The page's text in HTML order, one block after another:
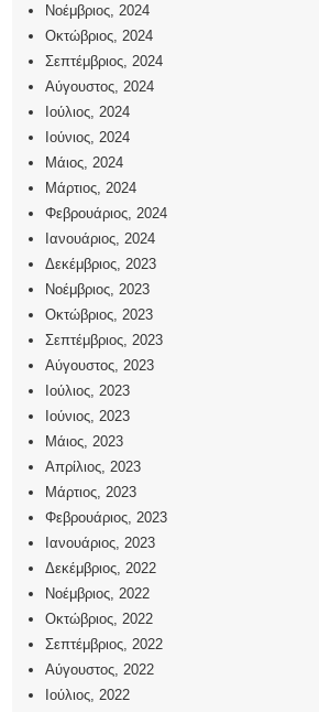
Νοέμβριος, 2024
Οκτώβριος, 2024
Σεπτέμβριος, 2024
Αύγουστος, 2024
Ιούλιος, 2024
Ιούνιος, 2024
Μάιος, 2024
Μάρτιος, 2024
Φεβρουάριος, 2024
Ιανουάριος, 2024
Δεκέμβριος, 2023
Νοέμβριος, 2023
Οκτώβριος, 2023
Σεπτέμβριος, 2023
Αύγουστος, 2023
Ιούλιος, 2023
Ιούνιος, 2023
Μάιος, 2023
Απρίλιος, 2023
Μάρτιος, 2023
Φεβρουάριος, 2023
Ιανουάριος, 2023
Δεκέμβριος, 2022
Νοέμβριος, 2022
Οκτώβριος, 2022
Σεπτέμβριος, 2022
Αύγουστος, 2022
Ιούλιος, 2022